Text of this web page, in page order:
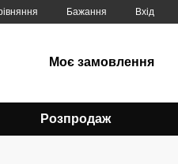
Бажання Вхід
Моє замовлення
Розпродаж